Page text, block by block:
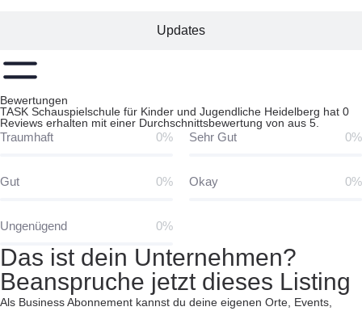
Updates
Bewertungen
TASK Schauspielschule für Kinder und Jugendliche Heidelberg hat 0
Reviews erhalten mit einer Durchschnittsbewertung von aus 5.
Traumhaft 0% Sehr Gut 0%
Gut 0% Okay 0%
Ungenügend 0%
Das ist dein Unternehmen?
Beanspruche jetzt dieses Listing
Als Business Abonnement kannst du deine eigenen Orte, Events,